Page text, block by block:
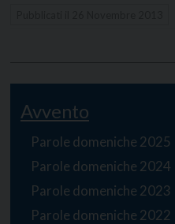
Avvento
Parole domeniche 2025
Parole domeniche 2024
Parole domeniche 2023
Parole domeniche 2022